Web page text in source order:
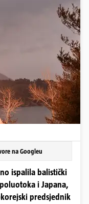
na Googleu
ispalila balistički
i Japana,
predsjednik